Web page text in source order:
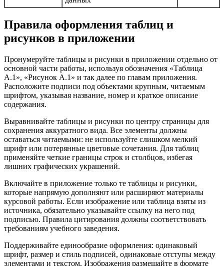
Правила оформления таблиц и
рисунков в приложении
Пронумеруйте таблицы и рисунки в приложении отдельно от
основной части работы, используя обозначения «Таблица
А.1», «Рисунок А.1» и так далее по главам приложения.
Расположите подписи под объектами крупным, читаемым
шрифтом, указывая название, номер и краткое описание
содержания.
Выравнивайте таблицы и рисунки по центру страницы для
сохранения аккуратного вида. Все элементы должны
оставаться читаемыми: не используйте слишком мелкий
шрифт или потерянные цветовые сочетания. Для таблиц
применяйте четкие границы строк и столбцов, избегая
лишних графических украшений.
Включайте в приложение только те таблицы и рисунки,
которые напрямую дополняют или расширяют материалы
курсовой работы. Если изображение или таблица взяты из
источника, обязательно указывайте ссылку на него под
подписью. Правила цитирования должны соответствовать
требованиям учебного заведения.
Поддерживайте единообразие оформления: одинаковый
шрифт, размер и стиль подписей, одинаковые отступы между
элементами и текстом. Изображения размещайте в формате